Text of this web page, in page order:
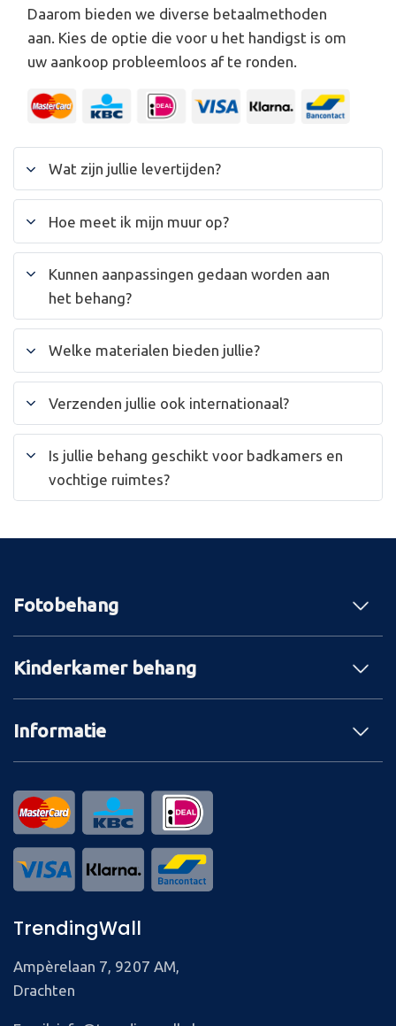
Daarom bieden we diverse betaalmethoden
aan. Kies de optie die voor u het handigst is om
uw aankoop probleemloos af te ronden.
Wat zijn jullie levertijden?
Hoe meet ik mijn muur op?
Kunnen aanpassingen gedaan worden aan
het behang?
Welke materialen bieden jullie?
Verzenden jullie ook internationaal?
Is jullie behang geschikt voor badkamers en
vochtige ruimtes?
Fotobehang
Kinderkamer behang
Informatie
TrendingWall
Ampèrelaan 7, 9207 AM,
Drachten